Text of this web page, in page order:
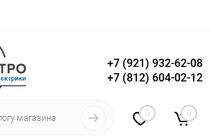
Вход Регистрация
+7 (921) 932-62-08
+7 (812) 604-02-12
0 0